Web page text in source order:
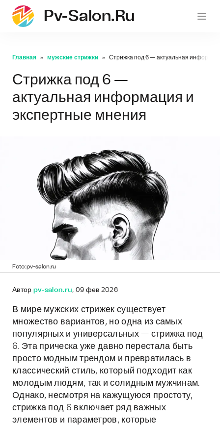
pv-
Pv-Salon.ru
Главная мужские стрижки Стрижка под 6 — актуальная
Стрижка под 6 —
актуальная информация и
экспертные мнения
Foto: pv-salon.ru
Автор pv-salon.ru, 09 фев 2026
В мире мужских стрижек существует
множество вариантов, но одна из самых
популярных и универсальных — стрижка под
6. Эта прическа уже давно перестала быть
просто модным трендом и превратилась в
классический стиль, который подходит как
молодым людям, так и солидным мужчинам.
Однако, несмотря на кажущуюся простоту,
стрижка под 6 включает ряд важных
элементов и параметров, которые